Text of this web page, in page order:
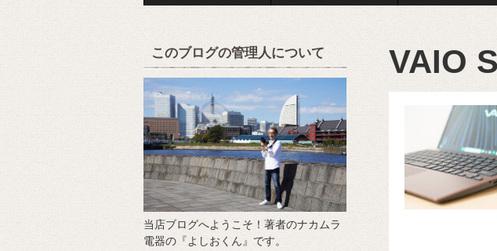
VAIO
このブログの管理人について
当店ブログへようこそ！著者のナカムラ
電器の『よしおくん』です。